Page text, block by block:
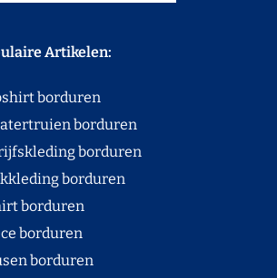
Artikelen:
borduren
borduren
borduren
borduren